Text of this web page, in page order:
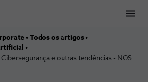
Todos os artigos
Cibersegurança e outras tendências - NOS